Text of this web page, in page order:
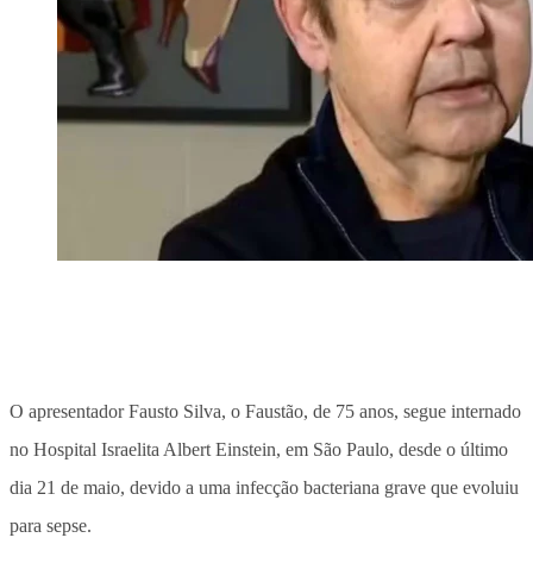
O apresentador Fausto Silva, o Faustão, de 75 anos, segue internado
no Hospital Israelita Albert Einstein, em São Paulo, desde o último
dia 21 de maio, devido a uma infecção bacteriana grave que evoluiu
para sepse.